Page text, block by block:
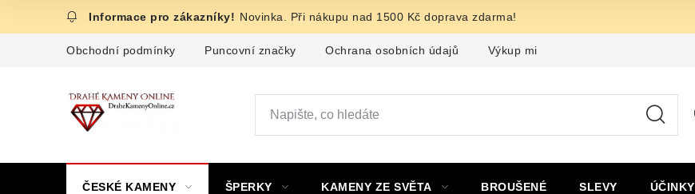
Novinka. Při nákupu nad 1500 Kč doprava zdarma!
Obchodní podmínky Puncovní značky Ochrana osobních údajů Výkup minerálů a drahých kamenů
ČESKÉ KAMENY ŠPERKY KAMENY ZE SVĚTA BROUŠENÉ SLEVY ÚČINKY